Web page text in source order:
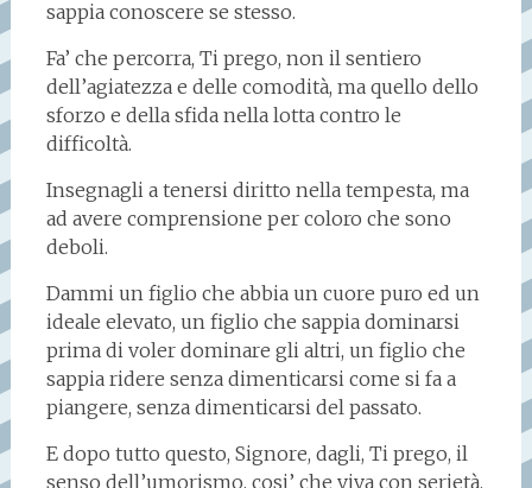
sappia conoscere se stesso.
Fa’ che percorra, Ti prego, non il sentiero
dell’agiatezza e delle comodità, ma quello dello
sforzo e della sfida nella lotta contro le
difficoltà.
Insegnagli a tenersi diritto nella tempesta, ma
ad avere comprensione per coloro che sono
deboli.
Dammi un figlio che abbia un cuore puro ed un
ideale elevato, un figlio che sappia dominarsi
prima di voler dominare gli altri, un figlio che
sappia ridere senza dimenticarsi come si fa a
piangere, senza dimenticarsi del passato.
E dopo tutto questo, Signore, dagli, Ti prego, il
senso dell’umorismo, cosi’ che viva con serietà,